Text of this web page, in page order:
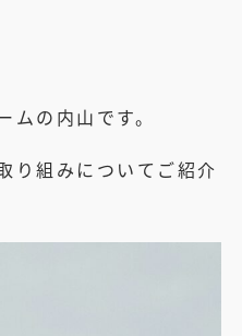
の内山です。
り組みについてご紹介